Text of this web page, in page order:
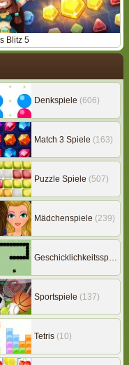
Blitz 5
Denkspiele (606)
Match 3 Spiele (163)
Puzzle Spiele (507)
Mädchenspiele (239)
Geschicklichkeitsspiele
Sportspiele (137)
Tetris (10)